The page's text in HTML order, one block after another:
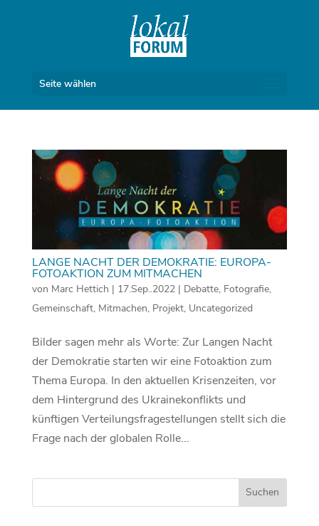
Seite wählen
LANGE NACHT DER DEMOKRATIE: EUROPA-
FOTOAKTION ZUM MITMACHEN
von Marc Hettich | 17.Sep..2022| Debatte, Fotografie,
Gemeinschaft, Mitmachen, Projekt, Uncategorized
Bilder sagen mehr als Worte: Zur Langen Nacht
der Demokratie starten wir eine Fotoaktion zum
Thema Europa. In den aktuellen Krisenzeiten, vor
dem Hintergrund des Ukrainekonflikts und
künftigen Verteilungsfragestellungen stellt sich die
Frage nach der globalen Rolle...